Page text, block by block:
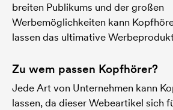
breiten Publikums und der großen
Werbemöglichkeiten kann
lassen das ultimative
Zu wem passen Kopfhörer?
Jede Art von Unternehmen kann
lassen, da dieser Webeartikel sich